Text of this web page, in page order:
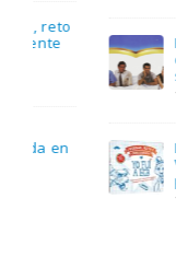
FlixOlé
18
Llega el
Verdad,
17